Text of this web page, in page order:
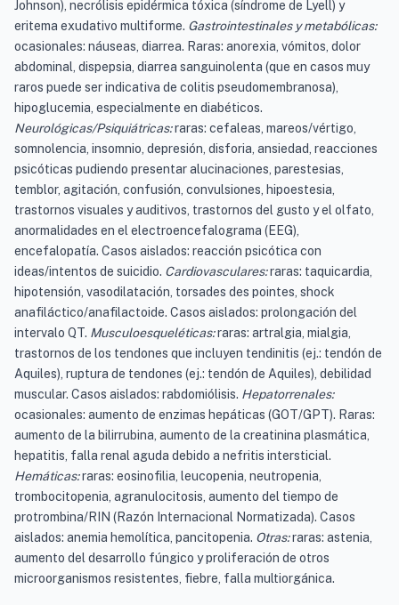
Johnson), necrólisis epidérmica tóxica (síndrome de Lyell) y
eritema exudativo multiforme. Gastrointestinales y metabólicas:
ocasionales: náuseas, diarrea. Raras: anorexia, vómitos, dolor
abdominal, dispepsia, diarrea sanguinolenta (que en casos muy
raros puede ser indicativa de colitis pseudomembranosa),
hipoglucemia, especialmente en diabéticos.
Neurológicas/Psiquiátricas:raras: cefaleas, mareos/vértigo,
somnolencia, insomnio, depresión, disforia, ansiedad, reacciones
psicóticas pudiendo presentar alucinaciones, parestesias,
temblor, agitación, confusión, convulsiones, hipoestesia,
trastornos visuales y auditivos, trastornos del gusto y el olfato,
anormalidades en el electroencefalograma (EEG),
encefalopatía. Casos aislados: reacción psicótica con
ideas/intentos de suicidio. Cardiovasculares:raras: taquicardia,
hipotensión, vasodilatación, torsades des pointes, shock
anafiláctico/anafilactoide. Casos aislados: prolongación del
intervalo QT. Musculoesqueléticas:raras: artralgia, mialgia,
trastornos de los tendones que incluyen tendinitis (ej.: tendón de
Aquiles), ruptura de tendones (ej.: tendón de Aquiles), debilidad
muscular. Casos aislados: rabdomiólisis. Hepatorrenales:
ocasionales: aumento de enzimas hepáticas (GOT/GPT). Raras:
aumento de la bilirrubina, aumento de la creatinina plasmática,
hepatitis, falla renal aguda debido a nefritis intersticial.
Hemáticas:raras: eosinofilia, leucopenia, neutropenia,
trombocitopenia, agranulocitosis, aumento del tiempo de
protrombina/RIN (Razón Internacional Normatizada). Casos
aislados: anemia hemolítica, pancitopenia. Otras:raras: astenia,
aumento del desarrollo fúngico y proliferación de otros
microorganismos resistentes, fiebre, falla multiorgánica.